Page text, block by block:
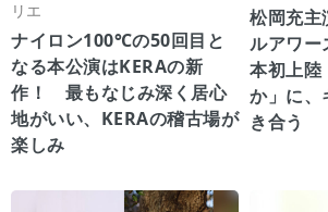
リエ
ナイロン100℃の50回目と
なる本公演はKERAの新
作！ 最もなじみ深く居心
地がいい、KERAの稽古場が
楽しみ
松岡充主
ルアワー
本初上
か」に、
き合う